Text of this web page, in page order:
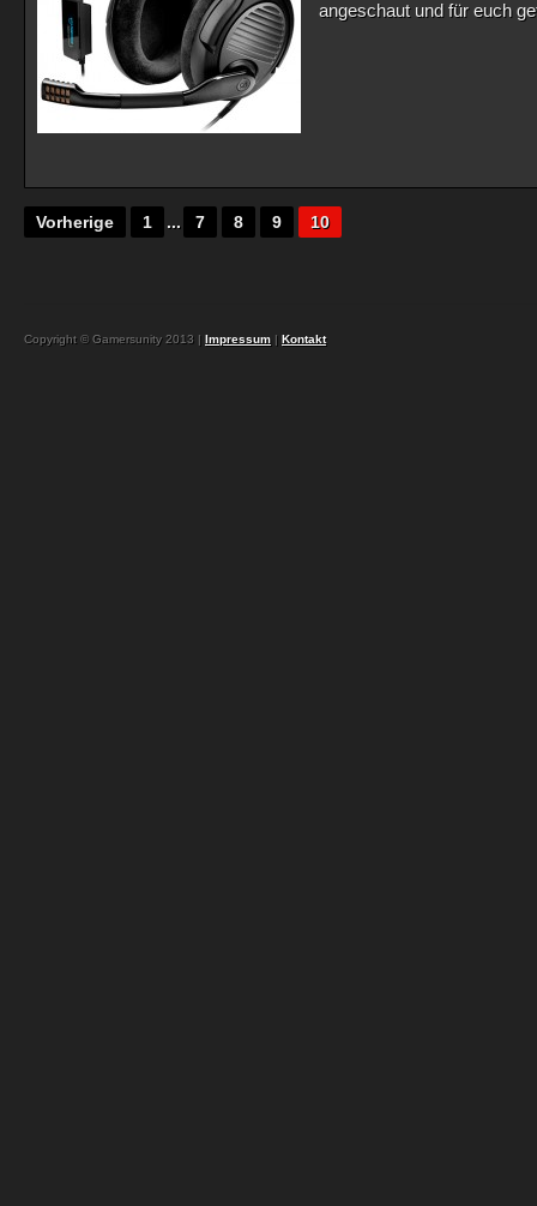
angeschaut und für euch
Vorherige 1 ... 7 8 9 10
Copyright © Gamersunity 2013 | Impressum | Kontakt